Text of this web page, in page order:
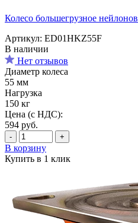
Колесо большегрузное
Артикул: ED01HKZ55F
В наличии
Нет отзывов
Диаметр колеса
55 мм
Нагрузка
150 кг
Цена (с НДС):
594 руб.
- +
В корзину
Купить в 1 клик